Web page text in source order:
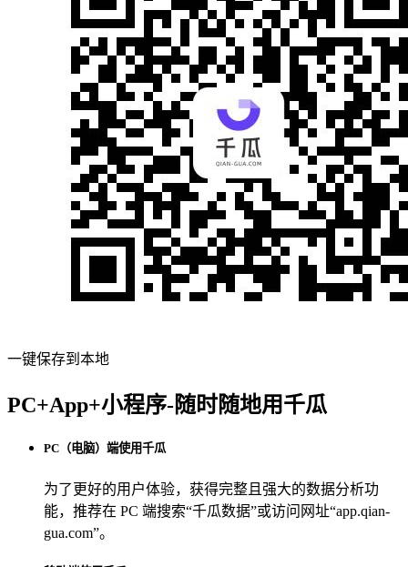
一键保存到本地
PC+App+小程序-随时随地用千瓜
PC（电脑）端使用千瓜
为了更好的用户体验，获得完整且强大的数据分析功
能，推荐在 PC 端搜索“千瓜数据”或访问网址“app.qian-
gua.com”。